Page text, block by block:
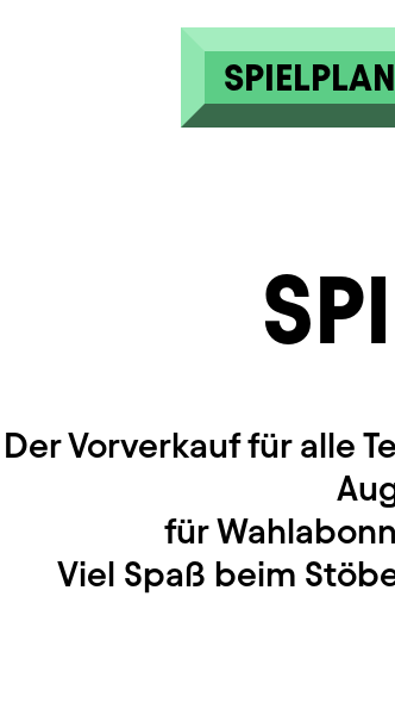
SPIELPLAN
Der Vorverkauf für alle
für
Viel Spaß beim